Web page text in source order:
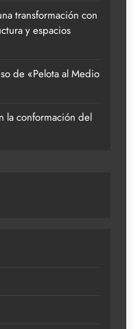
transformación con
y espacios
de «Pelota al Medio
la conformación del